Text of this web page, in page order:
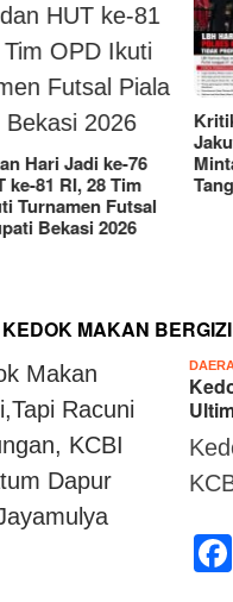
Resmob Polres
Harimau Raya
Metro Turun
KEDOK MAKAN BERGIZI